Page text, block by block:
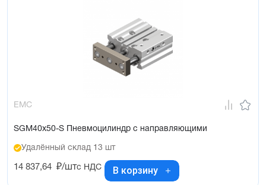
EMC
SGM40x50-S Пневмоцилиндр с направляющими
Удалённый склад 13 шт
14 837,64 ₽/штс НДС В корзину